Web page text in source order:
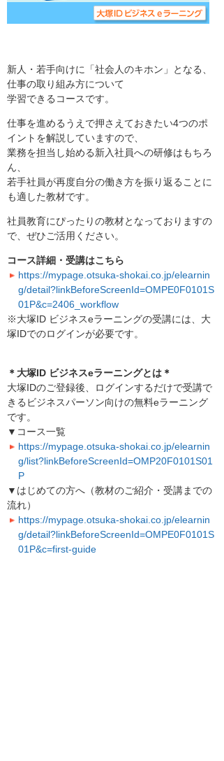
新人・若手向けに「社会人のキホン」となる、
仕事の取り組み方について
学習できるコースです。
仕事を進めるうえで押さえておきたい4つのポ
イントを解説していますので、
業務を担当し始める新入社員への研修はもちろ
ん、
若手社員が再度自分の働き方を振り返ることに
も適した教材です。
社員教育にぴったりの教材となっておりますの
で、ぜひご活用ください。
コース詳細・受講はこちら
https://mypage.otsuka-shokai.co.jp/elearnin
g/detail?linkBeforeScreenId=OMPE0F0101S
01P&c=2406_workflow
※大塚ID ビジネスeラーニングの受講には、大
塚IDでのログインが必要です。
＊大塚ID ビジネスeラーニングとは＊
大塚IDのご登録後、ログインするだけで受講で
きるビジネスパーソン向けの無料eラーニング
です。
▼コース一覧
https://mypage.otsuka-shokai.co.jp/elearnin
g/list?linkBeforeScreenId=OMP20F0101S01
P
▼はじめての方へ（教材のご紹介・受講までの
流れ）
https://mypage.otsuka-shokai.co.jp/elearnin
g/detail?linkBeforeScreenId=OMPE0F0101S
01P&c=first-guide